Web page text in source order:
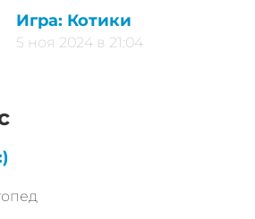
Игра: Котики
5 ноя 2024 в 21:04